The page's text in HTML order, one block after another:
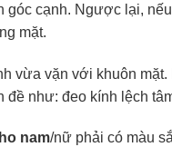
góc cạnh. Ngược lại,
mặt.
vừa vặn với khuôn
đề như: đeo kính lệch
nam/nữ phải có màu